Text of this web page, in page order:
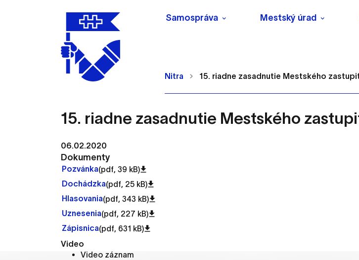
Samospráva Mestský úrad
Nitra 15. riadne zasadnutie Mestského
15. riadne zasadnutie Mestského
06.02.2020
Dokumenty
Pozvánka(pdf, 39 kB)
Dochádzka(pdf, 25 kB)
Hlasovania(pdf, 343 kB)
Uznesenia(pdf, 227 kB)
Zápisnica(pdf, 631 kB)
Video
Video záznam
Používajú sa napríklad k tomu, aby si webový prehliadač
Vaša voľba v tomto okne.
Vyberte úroveň cookies, ktorú chcete povoliť
Technické cookies